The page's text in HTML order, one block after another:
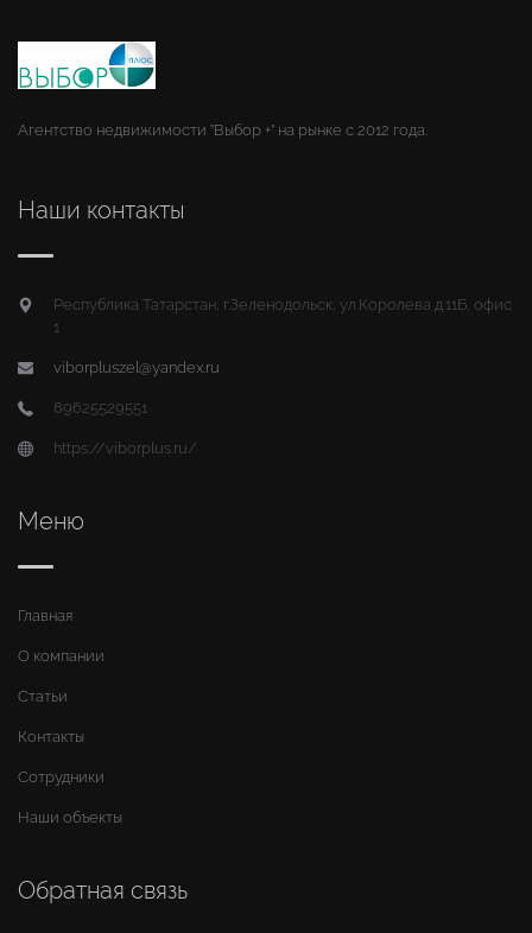
Агентство недвижимости "Выбор +" на рынке с 2012 года.
Наши контакты
Республика Татарстан, г.Зеленодольск, ул.Королева д.11Б, офис
1
viborpluszel@yandex.ru
89625529551
https://viborplus.ru/
Меню
Главная
О компании
Статьи
Контакты
Сотрудники
Наши объекты
Обратная связь